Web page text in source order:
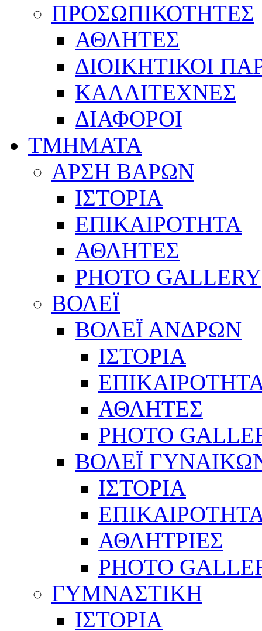
ΠΡΟΣΩΠΙΚΟΤΗΤΕΣ
ΑΘΛΗΤΕΣ
ΔΙΟΙΚΗΤΙΚΟΙ
ΚΑΛΛΙΤΕΧΝΕΣ
ΔΙΑΦΟΡΟΙ
ΤΜΗΜΑΤΑ
ΑΡΣΗ ΒΑΡΩΝ
ΙΣΤΟΡΙΑ
ΕΠΙΚΑΙΡΟΤΗΤΑ
ΑΘΛΗΤΕΣ
PHOTO GALLERY
ΒΟΛΕΪ
ΒΟΛΕΪ ΑΝΔΡΩΝ
ΙΣΤΟΡΙΑ
ΑΘΛΗΤΕΣ
PHOTO
ΒΟΛΕΪ
ΙΣΤΟΡΙΑ
ΑΘΛΗΤΡΙΕΣ
PHOTO
ΓΥΜΝΑΣΤΙΚΗ
ΙΣΤΟΡΙΑ